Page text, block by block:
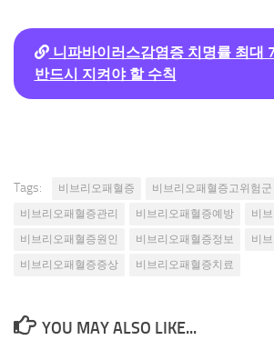
니파바이러스감염증 치명률 최대
반드시 지켜야 할 수칙
Tags: 비브리오패혈증
비브리오패혈증고위험군
비브리오패혈증관리
비브리오패혈증예방
비
비브리오패혈증원인
비브리오패혈증정보
비
비브리오패혈증증상
비브리오패혈증치료
YOU MAY ALSO LIKE...